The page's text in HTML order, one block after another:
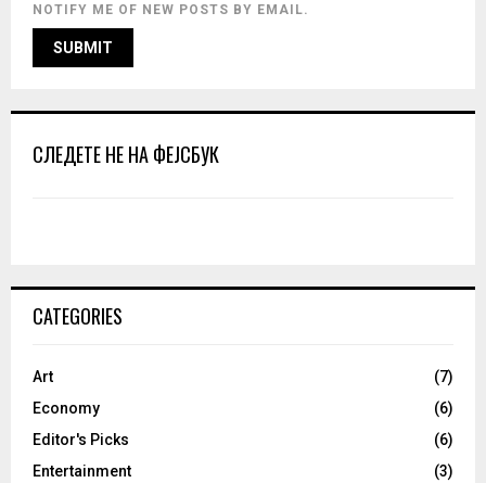
NOTIFY ME OF NEW POSTS BY EMAIL.
СЛЕДЕТЕ НЕ НА ФЕЈСБУК
CATEGORIES
Art
(7)
Economy
(6)
Editor's Picks
(6)
Entertainment
(3)